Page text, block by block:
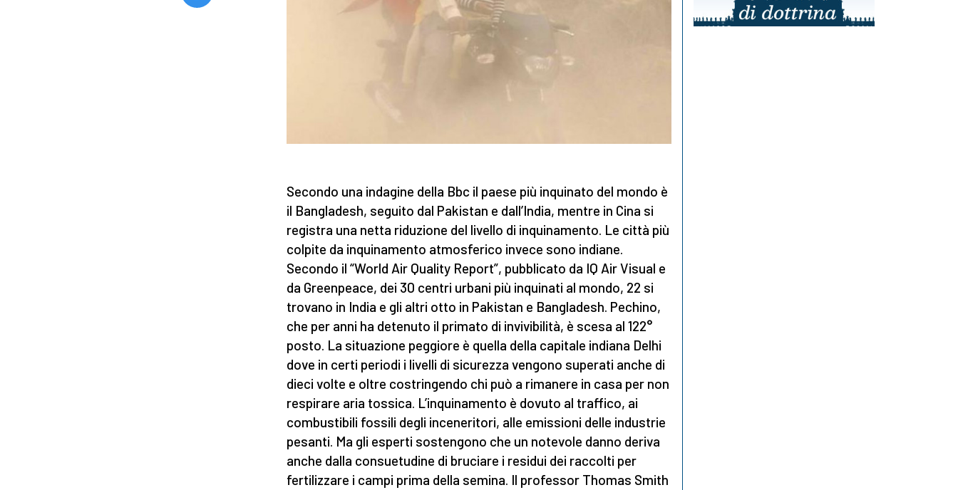
Secondo una indagine della Bbc il paese più inquinato del mondo è
il Bangladesh, seguito dal Pakistan e dall’India, mentre in Cina si
registra una netta riduzione del livello di inquinamento. Le città più
colpite da inquinamento atmosferico invece sono indiane.
Secondo il “World Air Quality Report”, pubblicato da IQ Air Visual e
da Greenpeace, dei 30 centri urbani più inquinati al mondo, 22 si
trovano in India e gli altri otto in Pakistan e Bangladesh. Pechino,
che per anni ha detenuto il primato di invivibilità, è scesa al 122°
posto. La situazione peggiore è quella della capitale indiana Delhi
dove in certi periodi i livelli di sicurezza vengono superati anche di
dieci volte e oltre costringendo chi può a rimanere in casa per non
respirare aria tossica. L’inquinamento è dovuto al traffico, ai
combustibili fossili degli inceneritori, alle emissioni delle industrie
pesanti. Ma gli esperti sostengono che un notevole danno deriva
anche dalla consuetudine di bruciare i residui dei raccolti per
fertilizzare i campi prima della semina. Il professor Thomas Smith